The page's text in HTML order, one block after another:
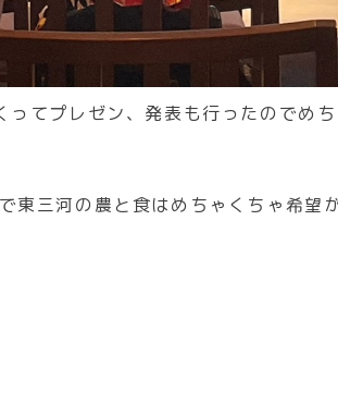
てプレゼン、発表も行ったのでめ
東三河の農と食はめちゃくちゃ希望